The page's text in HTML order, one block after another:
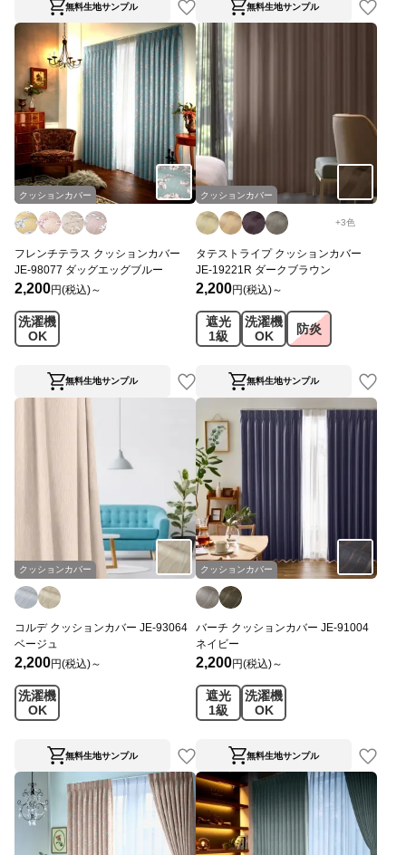
無料生地サンプル 無料生地サンプル
クッションカバー
フレンチテラス クッションカバー
JE-98077 ダッグエッグブルー
2,200円(税込)～
洗濯機
OK
無料生地サンプル
クッションカバー
+3色
タテストライプ クッションカバー
JE-19221R ダークブラウン
2,200円(税込)～
遮光
1級
洗濯機
OK
防炎
無料生地サンプル
クッションカバー
コルデ クッションカバー JE-93064
ベージュ
2,200円(税込)～
洗濯機
OK
無料生地サンプル
クッションカバー
バーチ クッションカバー JE-91004
ネイビー
2,200円(税込)～
遮光
1級
洗濯機
OK
無料生地サンプル